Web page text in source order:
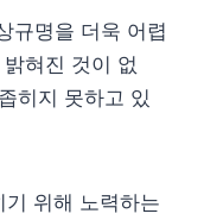
규명을 더욱 어렵
혀진 것이 없
히지 못하고 있
위해 노력하는